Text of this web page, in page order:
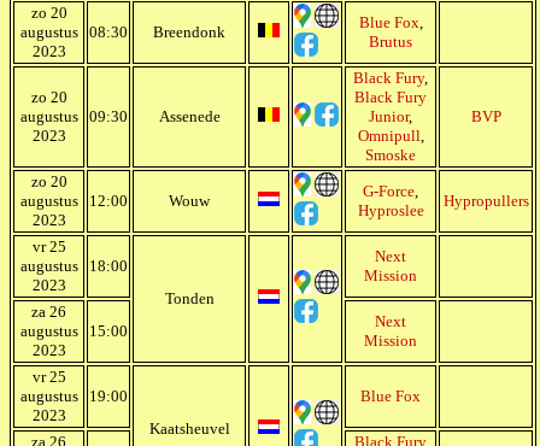
zo 20
augustus
2023
08:30 Breendonk
Blue Fox
Brutus
zo 20
augustus
2023
09:30 Assenede
Black Fury,
Black Fury
Junior,
Omnipull
Smoske
BVP
zo 20
augustus
2023
12:00 Wouw
G-Force
Hyproslee
Hypropullers
vr 25
augustus
2023
18:00
Tonden
Next
Mission
za 26
augustus
2023
15:00
Next
Mission
vr 25
augustus
2023
19:00
Kaatsheuvel
Blue Fox
za 26
Black Fury